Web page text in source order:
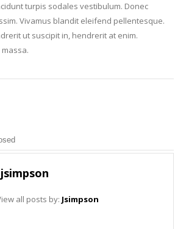
turpis sodales vestibulum. Donec
Vivamus blandit eleifend pellentesque.
ut suscipit in, hendrerit at enim.
jsimpson
all posts by: Jsimpson